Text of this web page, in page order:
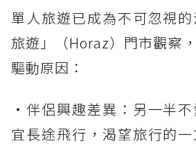
單人旅遊已成為不可忽視
旅遊」（Horaz）門市觀察
驅動原因：
・伴侶興趣差異：另一半
宜長途飛行，渴望旅行的